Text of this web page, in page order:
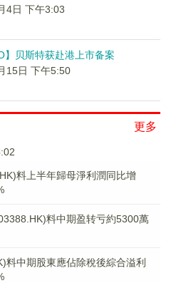
4日 下午3:03
】贝斯特获赴港上市备案
15日 下午5:50
更多
料上半年歸母淨利潤同比增
料中期盈转亏約5300萬
料中期股東應佔除稅後綜合溢利